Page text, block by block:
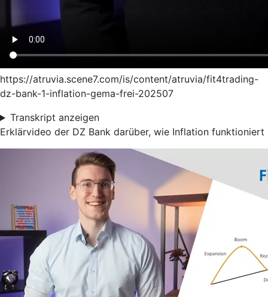
https://atruvia.scene7.com/is/content/atruvia/fit4trading-
dz-bank-1-inflation-gema-frei-202507
Transkript anzeigen
Erklärvideo der DZ Bank darüber, wie Inflation funktioniert